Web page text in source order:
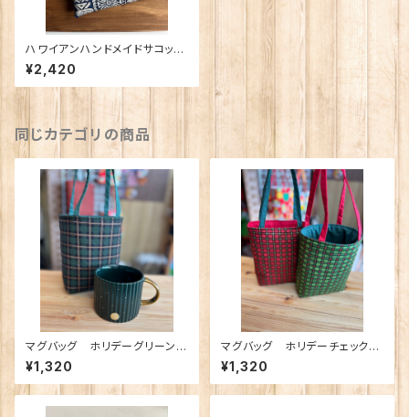
ハワイアンハンドメイドサコッシ
ュ⭐︎ノーマルサイズ
¥2,420
同じカテゴリの商品
マグバッグ ホリデーグリーンチ
ェックトートゴールドライン 御
朱印バッグ
¥1,320
マグバッグ ホリデーチェックト
ート 御朱印バッグ
¥1,320